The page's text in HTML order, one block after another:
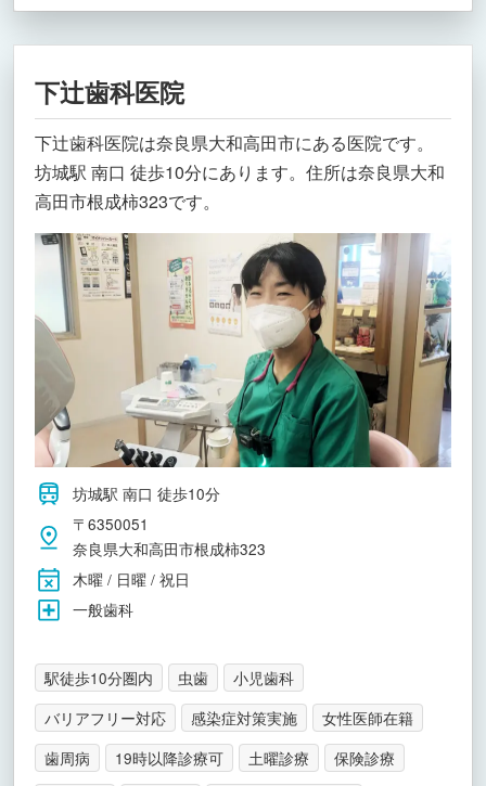
下辻歯科医院
下辻歯科医院は奈良県大和高田市にある医院です。
坊城駅 南口 徒歩10分にあります。住所は奈良県大和
高田市根成柿323です。
坊城駅 南口 徒歩10分
〒6350051
奈良県大和高田市根成柿323
木曜 / 日曜 / 祝日
一般歯科
駅徒歩10分圏内 虫歯
小児歯科
バリアフリー対応
感染症対策実施
女性医師在籍
歯周病
19時以降診療可 土曜診療
保険診療